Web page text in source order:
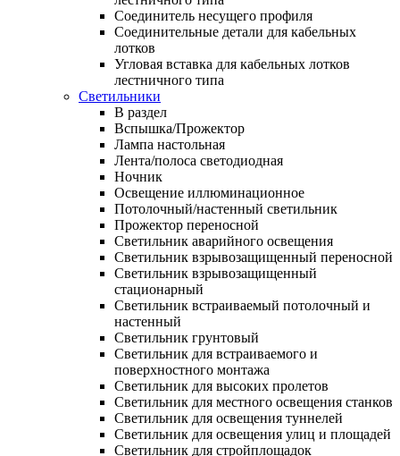
Соединитель несущего профиля
Соединительные детали для кабельных
лотков
Угловая вставка для кабельных лотков
лестничного типа
Светильники
В раздел
Вспышка/Прожектор
Лампа настольная
Лента/полоса светодиодная
Ночник
Освещение иллюминационное
Потолочный/настенный светильник
Прожектор переносной
Светильник аварийного освещения
Светильник взрывозащищенный переносной
Светильник взрывозащищенный
стационарный
Светильник встраиваемый потолочный и
настенный
Светильник грунтовый
Светильник для встраиваемого и
поверхностного монтажа
Светильник для высоких пролетов
Светильник для местного освещения станков
Светильник для освещения туннелей
Светильник для освещения улиц и площадей
Светильник для стройплощадок